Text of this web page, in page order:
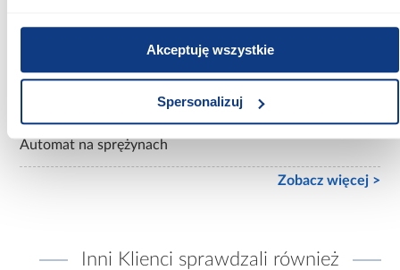
Akceptuję wszystkie
Spersonalizuj
Z materacem
160x200
Rodzaj podnośnika:
Automat na sprężynach
Zobacz więcej >
Inni Klienci sprawdzali również